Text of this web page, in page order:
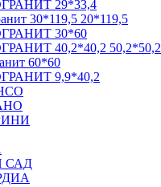
29*33,4
30*119,5 20*119,5
30*60
40,2*40,2 50,2*50,2
60*60
9,9*40,2
САД